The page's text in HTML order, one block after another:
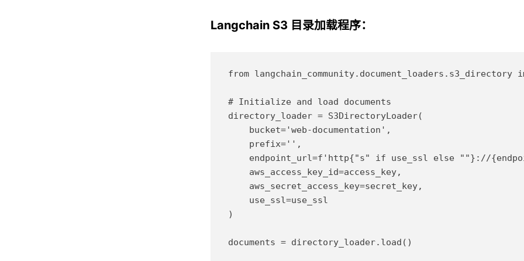
Langchain S3 目录加载程序：
from langchain_community.document_loaders.s3_directory
# Initialize and load documents
directory_loader = S3DirectoryLoader(
    bucket='web-documentation',
    prefix='',
endpoint_url=f'http{"s" if use_ssl else ""}://
    aws_access_key_id=access_key,
    aws_secret_access_key=secret_key,
    use_ssl=use_ssl
)